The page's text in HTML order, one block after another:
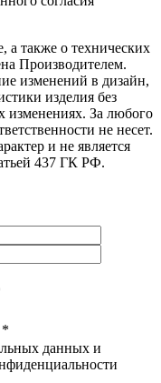
а также о технических
Производителем.
изменений в дизайн,
изделия без
изменениях. За любого
не несет.
и не является
437 ГК РФ.
*
данных и